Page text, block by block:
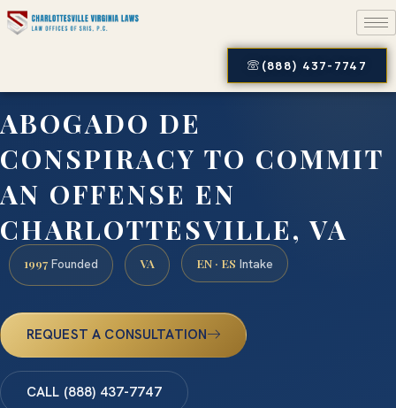
(888) 437-7747
ABOGADO DE
CONSPIRACY TO COMMIT
AN OFFENSE EN
CHARLOTTESVILLE, VA
1997 Founded VA EN · ES Intake
REQUEST A CONSULTATION
CALL (888) 437-7747